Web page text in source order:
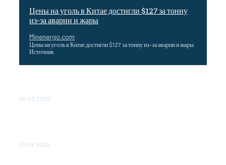
Цены на уголь в Китае достигли $127 за тонну
из-за аварии и жары
Minenergo.com
Цены на уголь в Китае достигли $127 за тонну из-за аварии и жары
Источник
05.08.2026
03.08.2026